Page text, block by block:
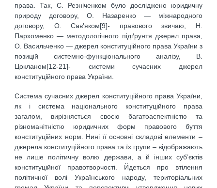
права. Так, С. Резніченком було досліджено юридичну
природу договору, О. Назаренко — міжнародного
договору, О. Сав'яком[9]- правового звичаю, Н.
Пархоменко — методологічного підґрунтя джерел права,
О. Васильченко — джерел конституційного права України з
позицій системно-функціонального аналізу, В.
Цокланом[12-21]- системи сучасних джерел
конституційного права України.
Система сучасних джерел конституційного права України,
як і система національного конституційного права
загалом, вирізняється своєю багатоаспектністю та
різноманітністю юридичних форм правового буття
конституційних норм. Нині її основні складові елементи –
джерела конституційного права та їх групи – відображають
не лише політичну волю держави, а й інших суб’єктів
конституційної правотворчості. Йдеться про втілення
політичної волі Українського народу, територіальних